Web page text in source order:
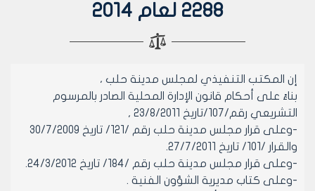
2288 لعام 2014
إن المكتب التنفيذي لمجلس مدينة حلب ،
بناءً على أحكام قانون الإدارة المحلية الصادر بالمرسوم
التشريعي رقم/107/تاريخ 23/8/2011 ,
-وعلى قرار مجلس مدينة حلب رقم /121/ تاريخ 30/7/2009
والقرار /101/ تاريخ 27/7/2011.
-وعلى قرار مجلس مدينة حلب رقم /184/ تاريخ 24/3/2012.
-وعلى كتاب مديرية الشؤون الفنية .